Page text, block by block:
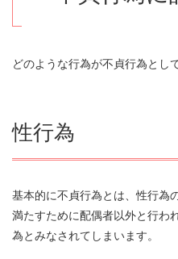
どのような行為が不貞行為とし
性行為
基本的に不貞行為とは、性行為
満たすために配偶者以外と行わ
為とみなされてしまいます。